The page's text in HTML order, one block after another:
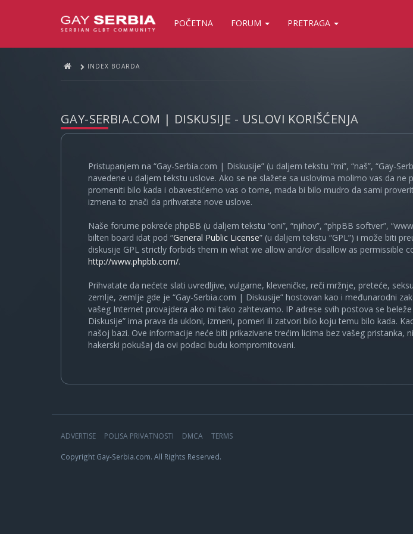
POČETNA FORUM PRETRAGA
INDEX BOARDA
GAY-SERBIA.COM | DISKUSIJE - USLOVI KORIŠĆENJA
Pristupanjem na “Gay-Serbia.com | Diskusije” (u daljem tekstu “mi”, “naš”, “Gay-
navedene u daljem tekstu uslove. Ako se ne slažete sa uslovima molimo vas da
promeniti bilo kada i obavestićemo vas o tome, mada bi bilo mudro da sami
izmena to znači da prihvatate nove uslove.
Naše forume pokreće phpBB (u daljem tekstu “oni”, “njihov”, “phpBB softver”,
bilten board idat pod “General Public License” (u daljem tekstu “GPL”) i može biti
diskusije GPL strictly forbids them in what we allow and/or disallow as
http://www.phpbb.com/.
Prihvatate da nećete slati uvredljive, vulgarne, kleveničke, reči mržnje, preteće,
zemlje, zemlje gde je “Gay-Serbia.com | Diskusije” hostovan kao i međunarodni
vašeg Internet provajdera ako mi tako zahtevamo. IP adrese svih postova se
Diskusije” ima prava da ukloni, izmeni, pomeri ili zatvori bilo koju temu bilo kada.
našoj bazi. Ove informacije neće biti prikazivane trećim licima bez vašeg pristanka,
hakerski pokušaj da ovi podaci budu kompromitovani.
ADVERTISE POLISA PRIVATNOSTI DMCA TERMS
Copyright Gay-Serbia.com. All Rights Reserved.